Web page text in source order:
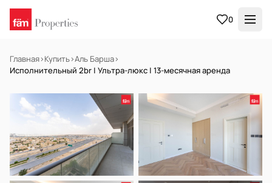
0
Главная›Купить›Аль Барша›
Исполнительный 2br | Ультра-люкс | 13-месячная аренда
В АРЕНДУ Готов к заселению